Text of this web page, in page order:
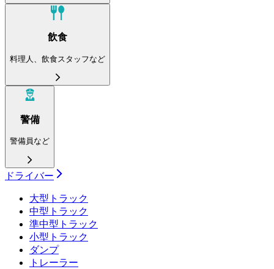
飲食
料理人、飲食スタッフなど
警備
警備員など
ドライバー
大型トラック
中型トラック
準中型トラック
小型トラック
ダンプ
トレーラー